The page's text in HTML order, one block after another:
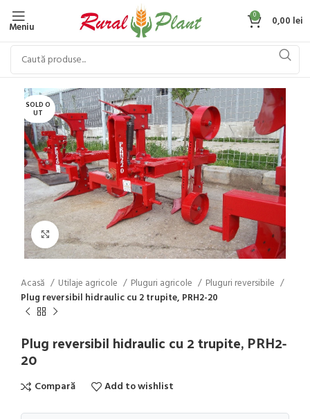
Meniu
0 0,00 lei
SOLD O
UT
Click to enlarge
Acasă Utilaje agricole Pluguri agricole
Pluguri reversibile
Plug reversibil hidraulic cu 2 trupite, PRH2-20
Plug reversibil hidraulic cu 2 trupite, PRH2-
20
Compară Add to wishlist